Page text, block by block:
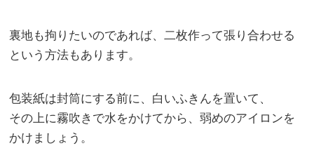
裏地も拘りたいのであれば、二枚作って張り合わせる
という方法もあります。
包装紙は封筒にする前に、白いふきんを置いて、
その上に霧吹きで水をかけてから、弱めのアイロンを
かけましょう。